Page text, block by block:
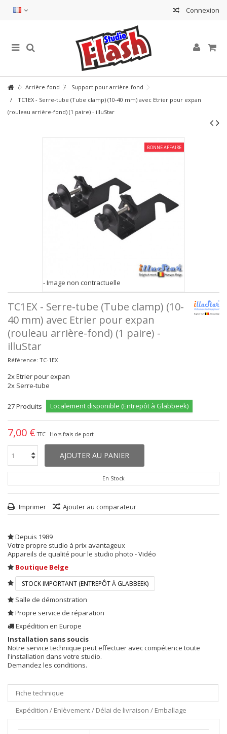
Connexion
Arrière-fond
Support pour arrière-fond
TC1EX - Serre-tube (Tube clamp) (10-40 mm) avec Etrier pour expan
(rouleau arrière-fond) (1 paire) - illuStar
BONNE AFFAIRE
- Image non contractuelle
TC1EX - Serre-tube (Tube clamp) (10-
40 mm) avec Etrier pour expan
(rouleau arrière-fond) (1 paire) -
illuStar
Référence: TC-1EX
2x Etrier pour expan
2x Serre-tube
27Produits Localement disponible (Entrepôt à Glabbeek)
7,00 € TTC Hors frais de port
AJOUTER AU PANIER
En Stock
Imprimer Ajouter au comparateur
Depuis 1989
Votre propre studio à prix avantageux
Appareils de qualité pour le studio photo - Vidéo
Boutique Belge
STOCK IMPORTANT (ENTREPÔT À GLABBEEK)
Salle de démonstration
Propre service de réparation
Expédition en Europe
Installation sans soucis
Notre service technique peut effectuer avec compétence toute
l'installation dans votre studio.
Demandez les conditions.
Fiche technique
Expédition / Enlèvement / Délai de livraison / Emballage